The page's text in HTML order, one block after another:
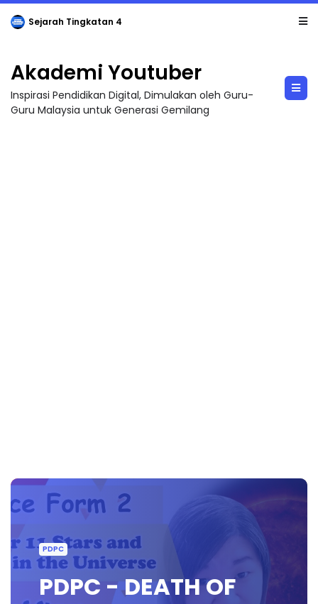
Sejarah Tingkatan 4
Akademi Youtuber
Inspirasi Pendidikan Digital, Dimulakan oleh Guru-
Guru Malaysia untuk Generasi Gemilang
PDPC
PDPC - DEATH OF